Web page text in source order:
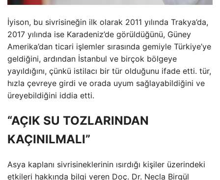
İyison, bu sivrisineğin ilk olarak 2011 yılında Trakya’da,
2017 yılında ise Karadeniz’de görüldüğünü, Güney
Amerika’dan ticari işlemler sırasında gemiyle Türkiye’ye
geldiğini, ardından İstanbul ve birçok bölgeye
yayıldığını, çünkü istilacı bir tür olduğunu ifade etti. tür,
hızla çevreye girdi ve orada uyum sağlayabildiğini ve
üreyebildiğini iddia etti.
“AÇIK SU TOZLARINDAN
KAÇINILMALI”
Asya kaplanı sivrisineklerinin ısırdığı kişiler üzerindeki
etkileri hakkında bilgi veren Doç. Dr. Necla Birgül